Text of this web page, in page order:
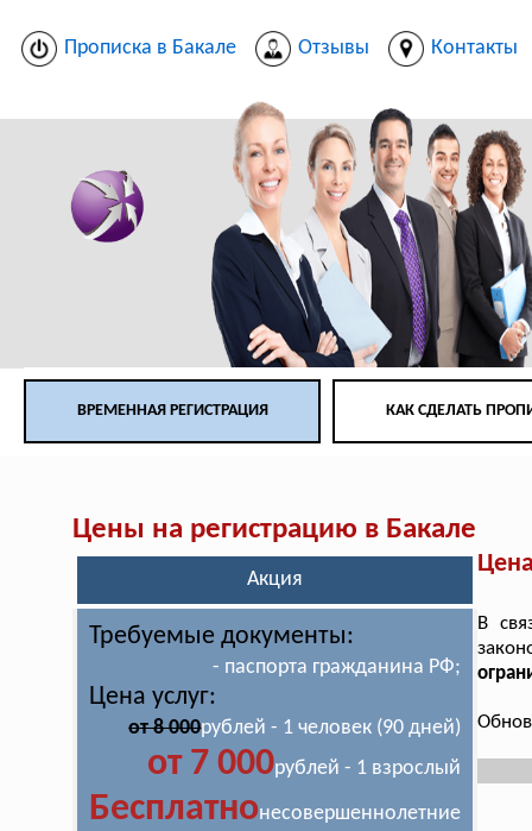
Прописка в Бакале Отзывы Контакты
ВРЕМЕННАЯ РЕГИСТРАЦИЯ КАК СДЕЛАТЬ
Цены на регистрацию в Бакале
Акция
Требуемые документы:
- паспорта гражданина РФ;
Цена услуг:
от 8 000рублей - 1 человек (90 дней)
от 7 000рублей - 1 взрослый
Бесплатнонесовершеннолетние
В